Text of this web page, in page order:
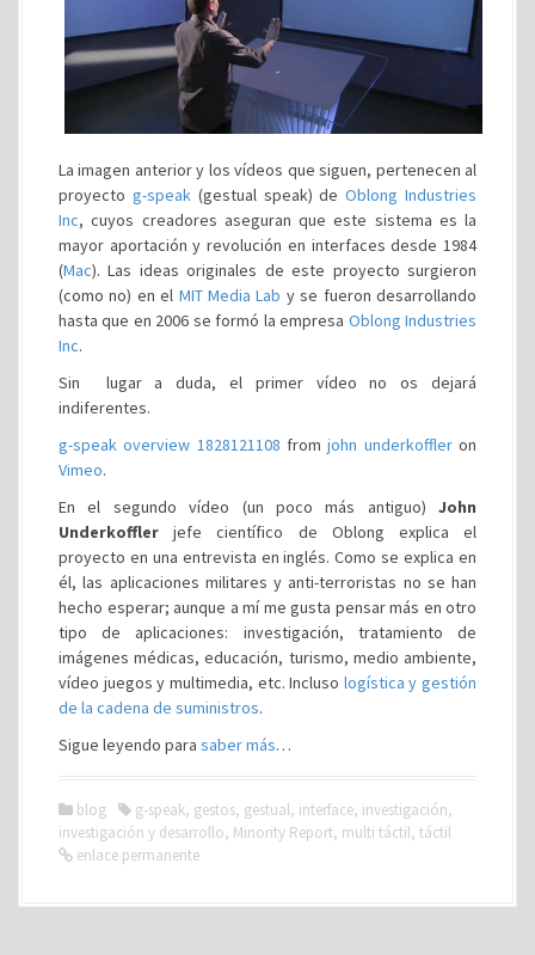
La imagen anterior y los vídeos que siguen, pertenecen al
proyecto g-speak(gestual speak) deOblong Industries
Inc, cuyos creadores aseguran que este sistema es la
mayor aportación y revolución en interfaces desde 1984
(Mac). Las ideas originales de este proyecto surgieron
(como no) en el MIT Media Lab y se fueron desarrollando
hasta que en 2006 se formó la empresa Oblong Industries
Inc.
Sin lugar a duda, el primer vídeo no os dejará
indiferentes.
g-speak overview 1828121108 fromjohn underkoffleron
Vimeo.
En el segundo vídeo (un poco más antiguo) John
Underkoffler jefe científico de Oblong explica el
proyecto en una entrevista en inglés. Como se explica en
él, las aplicaciones militares y anti-terroristas no se han
hecho esperar; aunque a mí me gusta pensar más en otro
tipo de aplicaciones: investigación, tratamiento de
imágenes médicas, educación, turismo, medio ambiente,
vídeo juegos y multimedia, etc. Incluso logística y gestión
de la cadena de suministros.
Sigue leyendo para saber más…
blog g-speak, gestos, gestual, interface, investigación,
investigación y desarrollo, Minority Report, multi táctil, táctil
enlace permanente